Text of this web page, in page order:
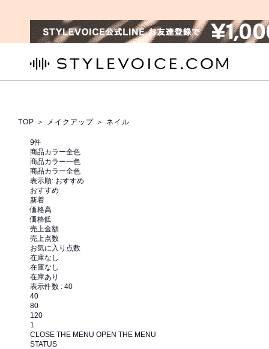
TOP ＞ メイクアップ ＞ ネイル
9件
商品カラー全色
商品カラー一色
商品カラー全色
表示順: おすすめ
おすすめ
新着
価格高
価格低
売上金額
売上点数
お気に入り点数
在庫なし
在庫なし
在庫あり
表示件数 : 40
40
80
120
1
CLOSE THE MENU OPEN THE MENU
STATUS